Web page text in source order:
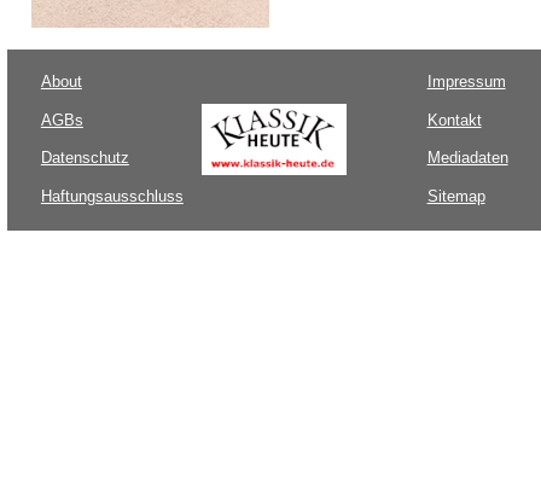
About
AGBs
Datenschutz
Haftungsausschluss
Impressum
Kontakt
Mediadaten
Sitemap